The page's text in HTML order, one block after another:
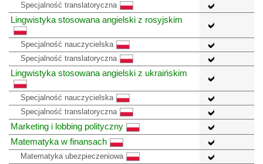
Specjalność translatoryczna
Lingwistyka stosowana angielski z rosyjskim
Specjalność nauczycielska
Specjalność translatoryczna
Lingwistyka stosowana angielski z ukraińskim
Specjalność nauczycielska
Specjalność translatoryczna
Marketing i lobbing polityczny
Matematyka w finansach
Matematyka ubezpieczeniowa